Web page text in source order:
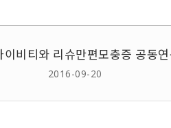
비티와 리슈만편모충증 공동
2016-09-20